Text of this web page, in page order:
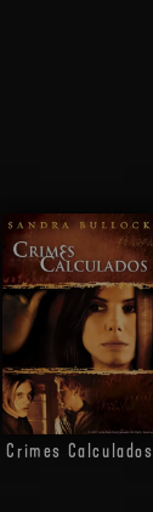
Crimes Calculados